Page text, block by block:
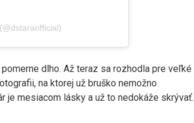
dlho. Až teraz sa rozhodla pre veľké
na ktorej už bruško nemožno
je mesiacom lásky a už to nedokáže skrývať.